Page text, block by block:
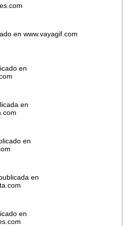
en www.vayagif.com
en
en
en
en
en